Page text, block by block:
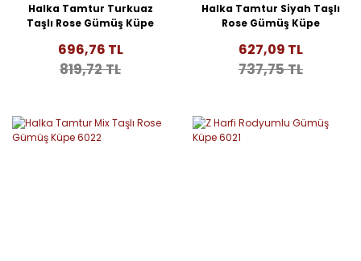
Halka Tamtur Turkuaz
Taşlı Rose Gümüş Küpe
696,76 TL
819,72 TL
Halka Tamtur Siyah Taşlı
Rose Gümüş Küpe
627,09 TL
737,75 TL